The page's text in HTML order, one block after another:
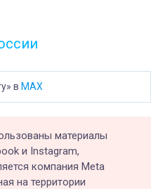
в MAX
материалы
и Instagram,
компания Meta
на территории